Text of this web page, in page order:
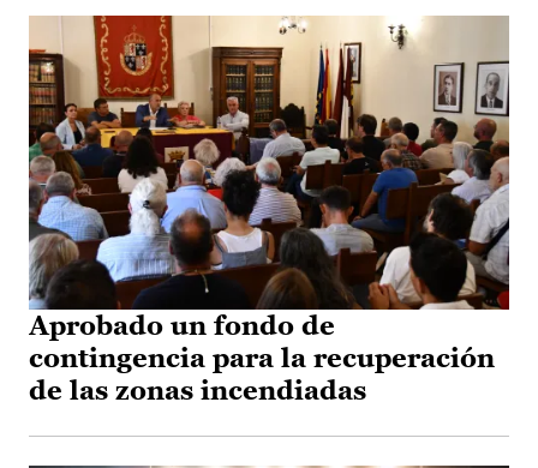
Aprobado un fondo de
contingencia para la recuperación
de las zonas incendiadas